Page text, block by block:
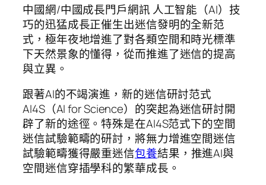
中國網/中國成長門戶網訊 人工智能（AI）技
巧的迅猛成長正催生出迷信發明的全新范
式，極年夜地增進了對各類空間和時光標準
下天然景象的懂得，從而推進了迷信的提高
與立異。
跟著AI的不竭演進，新的迷信研討范式
AI4S（AI for Science）的突起為迷信研討開
辟了新的途徑。特殊是在AI4S范式下的空間
迷信試驗範疇的研討，將無力增進空間迷信
試驗範疇獲得嚴重迷信包養結果，推進AI與
空間迷信穿插學科的繁華成長。